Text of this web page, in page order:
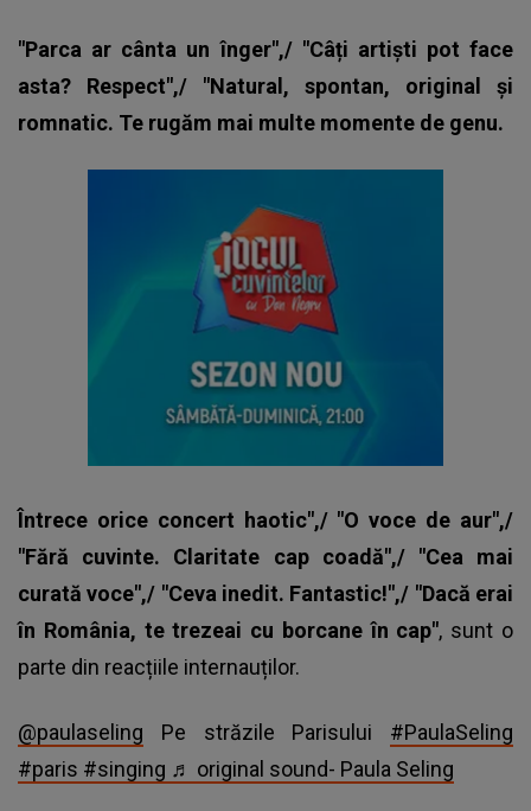
"Parca ar cânta un înger",/ "Câți artiști pot face
asta? Respect",/ "Natural, spontan, original și
romnatic. Te rugăm mai multe momente de genu.
Întrece orice concert haotic",/ "O voce de aur",/
"Fără cuvinte. Claritate cap coadă",/ "Cea mai
curată voce",/ "Ceva inedit. Fantastic!",/ "Dacă erai
în România, te trezeai cu borcane în cap", sunt o
parte din reacțiile internauților.
@paulaseling Pe străzile Parisului #PaulaSeling
#paris #singing ♬ original sound- Paula Seling